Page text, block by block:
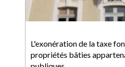
L'exonération de la taxe
propriétés bâties